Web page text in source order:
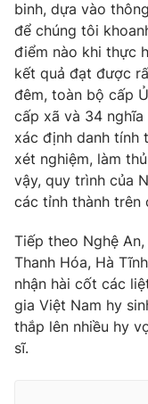
THỜI BÁO VTV
Theo dõi báo trên
Cơ quan chủ quản:
Cơ quan báo chí:Thời
cấp ngày 29/12/2023
Tổng Biên tập: Vũ
Phó Tổng Biên tập:
Nguyễn Trọng Ninh
Tổng đài VTV:024.38
Ðiện thoại Thời báo
binh, dựa vào
để chúng tôi
điểm nào khi thực
kết quả đạt được
đêm, toàn bộ cấp
cấp xã và 34
xác định danh tính
xét nghiệm, làm
vậy, quy trình của
các tỉnh thành trên
Tiếp theo Nghệ
Thanh Hóa, Hà
nhận hài cốt các
gia Việt Nam hy
thắp lên nhiều hy
sĩ.